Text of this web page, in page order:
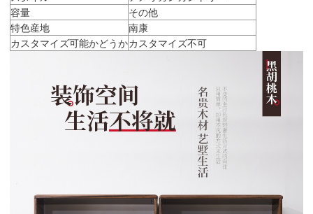
容量
その他
特色産地
南康
カスタマイズ可能かどうかカスタマイズ不可